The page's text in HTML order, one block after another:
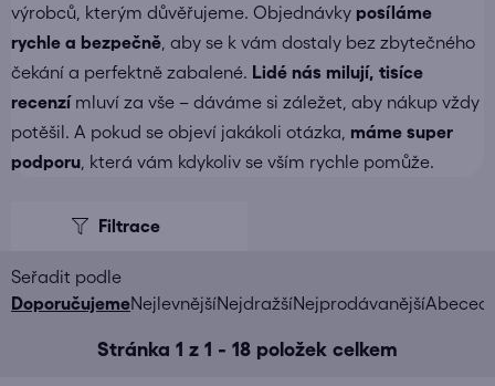
výrobců, kterým důvěřujeme. Objednávky posíláme
rychle a bezpečně , aby se k vám dostaly bez zbytečného
čekání a perfektně zabalené. Lidé nás milují, tisíce
recenzímluví za vše – dáváme si záležet, aby nákup vždy
potěšil. A pokud se objeví jakákoli otázka, máme super
podporu , která vám kdykoliv se vším rychle pomůže.
Stránka 1 z 1 - 18 položek celkem
Ř
DoporučujemeNejlevnějšíNejdražšíNejprodávanější
p
i